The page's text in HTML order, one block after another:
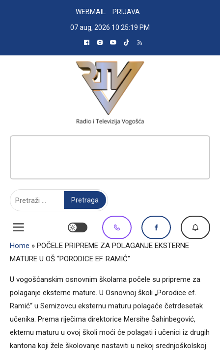
WEBMAIL
PRIJAVA
07 aug, 2026 10:25:20 PM
Home » POČELE PRIPREME ZA POLAGANJE EKSTERNE
MATURE U OŠ “PORODICE EF. RAMIĆ”
U vogošćanskim osnovnim školama počele su pripreme za
polaganje eksterne mature. U Osnovnoj školi „Porodice ef.
Ramić“ u Semizovcu eksternu maturu polagaće četrdesetak
učenika. Prema riječima direktorice Mersihe Šahinbegović,
ekternu maturu u ovoj školi moći će polagati i učenici iz drugih
kantona koji žele školovanje nastaviti u nekoj srednjoškolskoj